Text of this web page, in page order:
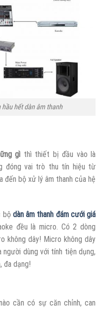
hết dàn âm thanh
gì thì thiết bị đầu vào là
đóng vai trò thu tín hiệu từ
đến bộ xử lý âm thanh của hệ
bộ dàn âm thanh đám cưới giá
đều là micro. Có 2 dòng
không dây! Micro không dây
dùng với tính tiện dụng,
đa dạng!
cần có sự căn chỉnh, can